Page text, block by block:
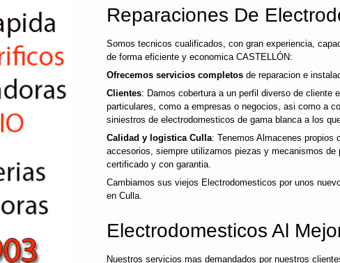
Reparaciones De
Somos tecnicos cualificados, con gran experiencia,
de forma eficiente y economica CASTELLÓN:
Ofrecemos servicios completos de reparacion e
Clientes: Damos cobertura a un perfil diverso de cliente
particulares, como a empresas o negocios, asi como a
siniestros de electrodomesticos de gama blanca a los
Calidad y logistica Culla: Tenemos Almacenes propios
accesorios, siempre utilizamos piezas y mecanismos de
certificado y con garantia.
Cambiamos sus viejos Electrodomesticos por unos
en Culla.
Electrodomesticos Al
Nuestros servicios mas demandados por nuestros